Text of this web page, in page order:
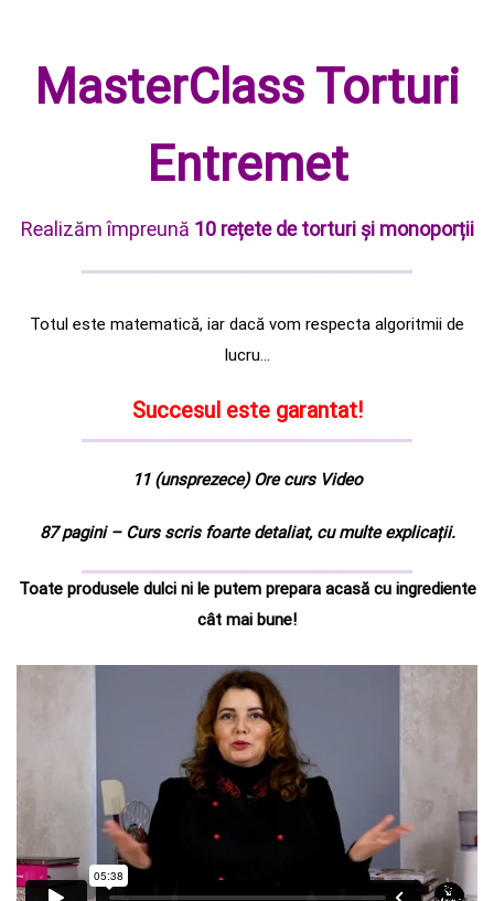
MasterClass Torturi
Entremet
Realizăm împreună 10 rețete de torturi și monoporții
Totul este matematică, iar dacă vom respecta algoritmii de
lucru…
Succesul este garantat!
11 (unsprezece) Ore curs Video
87 pagini – Curs scris foarte detaliat, cu multe explicații.
Toate produsele dulci ni le putem prepara acasă cu ingrediente
cât mai bune!